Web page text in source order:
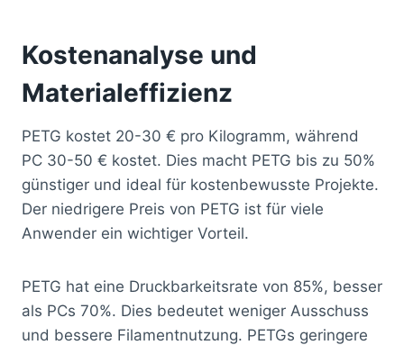
Kostenanalyse und
Materialeffizienz
PETG kostet 20-30 € pro Kilogramm, während
PC 30-50 € kostet. Dies macht PETG bis zu 50%
günstiger und ideal für kostenbewusste Projekte.
Der niedrigere Preis von PETG ist für viele
Anwender ein wichtiger Vorteil.
PETG hat eine Druckbarkeitsrate von 85%, besser
als PCs 70%. Dies bedeutet weniger Ausschuss
und bessere Filamentnutzung. PETGs geringere